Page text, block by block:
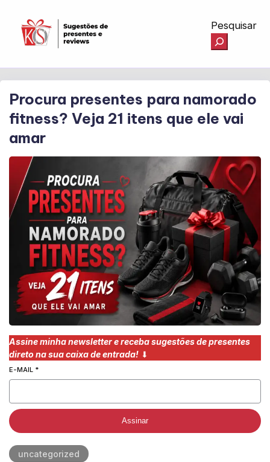
Pesquisar
Procura presentes para namorado
fitness? Veja 21 itens que ele vai
amar
Assine minha newsletter e receba sugestões de presentes
direto na sua caixa de entrada! ⬇︎
E-MAIL *
Assinar
uncategorized